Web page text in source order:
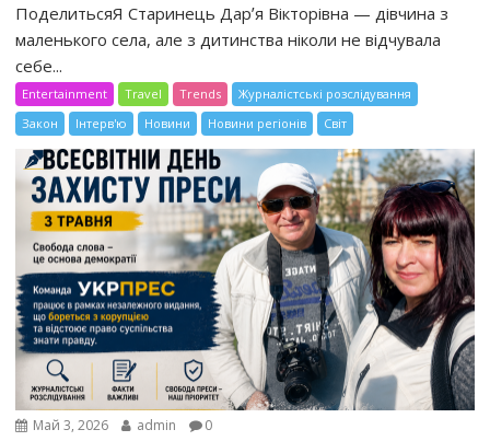
ПоделитьсяЯ Старинець Дарʼя Вікторівна — дівчина з
маленького села, але з дитинства ніколи не відчувала
себе...
Entertainment Travel Trends
Журналістські розслідування
Закон
Інтерв'ю Новини Новини регіонів Світ
Май 3, 2026 admin 0